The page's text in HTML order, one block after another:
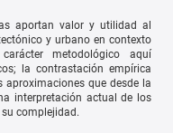
aportan valor y utilidad al
y urbano en contexto
metodológico aquí
la contrastación empírica
que desde la
interpretación actual de los
complejidad.